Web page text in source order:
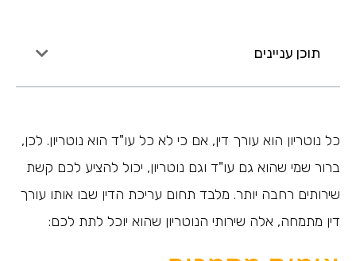
תוכן עניינים
כל נוטריון הוא עורך דין, אם כי לא כל עו"ד הוא נוטריון. לכן,
ברור שמי שהוא גם עו"ד וגם נוטריון, יכול להציע לכם קשת
שירותים רחבה יותר. מלבד תחום עריכת הדין שבו אותו עורך
דין מתמחה, אלה שירותי הנוטריון שהוא יוכל לתת לכם: